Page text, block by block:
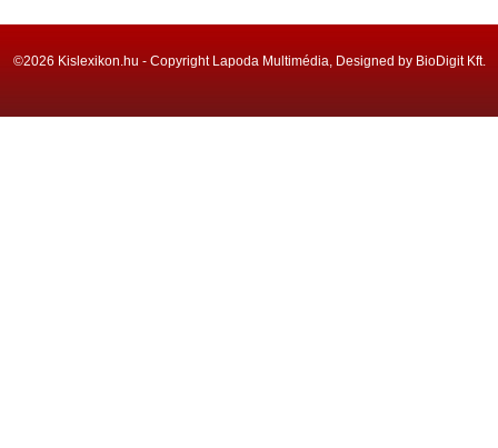
©2026 Kislexikon.hu - Copyright Lapoda Multimédia, Designed by BioDigit Kft.